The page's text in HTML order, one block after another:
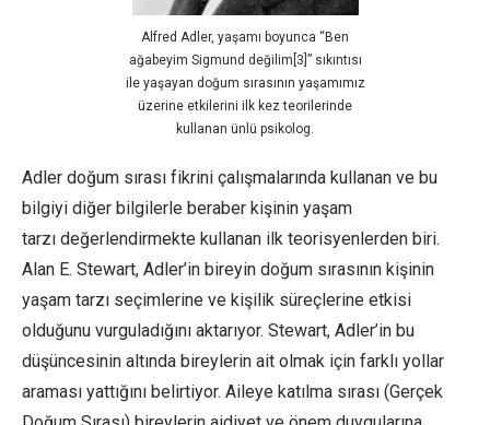
Alfred Adler, yaşamı boyunca “Ben
ağabeyim Sigmund değilim[3]” sıkıntısı
ile yaşayan doğum sırasının yaşamımız
üzerine etkilerini ilk kez teorilerinde
kullanan ünlü psikolog.
Adler doğum sırası fikrini çalışmalarında kullanan ve bu
bilgiyi diğer bilgilerle beraber kişinin yaşam
tarzı değerlendirmekte kullanan ilk teorisyenlerden biri.
Alan E. Stewart, Adler’in bireyin doğum sırasının kişinin
yaşam tarzı seçimlerine ve kişilik süreçlerine etkisi
olduğunu vurguladığını aktarıyor. Stewart, Adler’in bu
düşüncesinin altında bireylerin ait olmak için farklı yollar
araması yattığını belirtiyor. Aileye katılma sırası (Gerçek